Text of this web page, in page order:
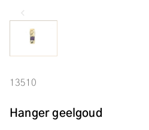
13510
Hanger geelgoud